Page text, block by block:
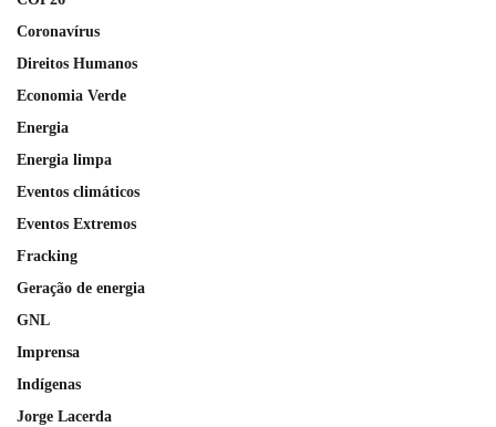
Coronavírus
Direitos Humanos
Economia Verde
Energia
Energia limpa
Eventos climáticos
Eventos Extremos
Fracking
Geração de energia
GNL
Imprensa
Indígenas
Jorge Lacerda